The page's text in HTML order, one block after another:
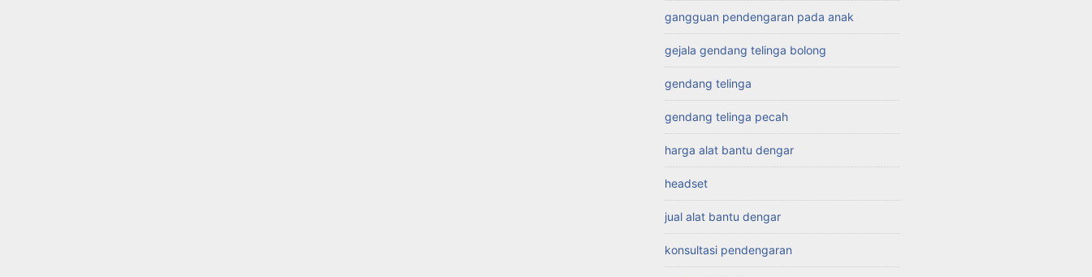
gangguan pendengaran pada anak
gejala gendang telinga bolong
gendang telinga
gendang telinga pecah
harga alat bantu dengar
headset
jual alat bantu dengar
konsultasi pendengaran